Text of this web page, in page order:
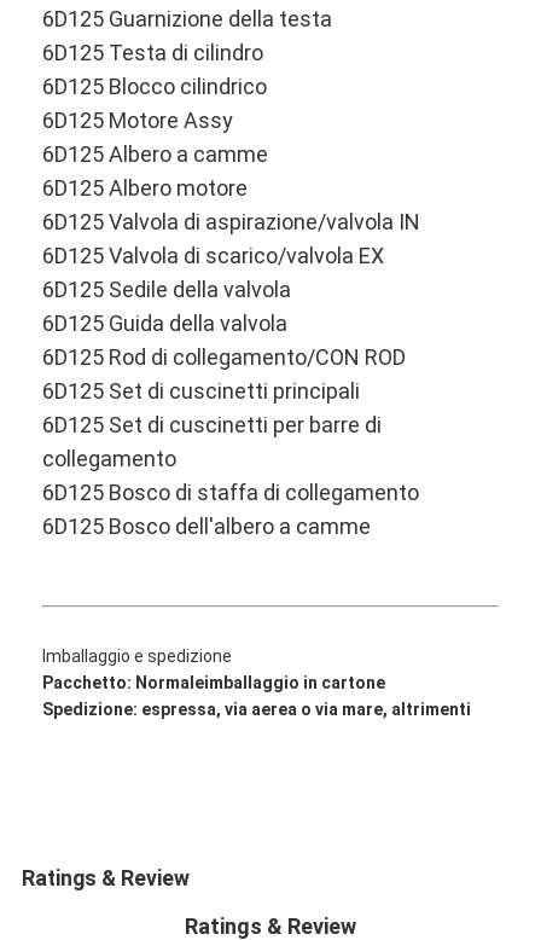
Parti del motore CUMMINS
Parti di motori John Deere
DOOSAN Parti di motori
EC VOLVO Parti del motore
Isuzu Engine Parts
Componenti del motore di Hino
Parti di motori YANMAR
componenti del motore di weichai
Parti del motore Perkins
6D125 Guarnizione della testa
6D125 Testa di cilindro
6D125 Blocco cilindrico
6D125 Motore Assy
6D125 Albero a camme
6D125 Albero motore
6D125 Valvola di aspirazione/valvola IN
6D125 Valvola di scarico/valvola EX
6D125 Sedile della valvola
6D125 Guida della valvola
6D125 Rod di collegamento/CON ROD
6D125 Set di cuscinetti principali
6D125 Set di cuscinetti per barre di
collegamento
6D125 Bosco di staffa di collegamento
6D125 Bosco dell'albero a camme
Imballaggio e spedizione
Pacchetto: Normaleimballaggio in cartone
Spedizione: espressa, via aerea o via mare, altrimenti
Ratings & Review
Ratings & Review